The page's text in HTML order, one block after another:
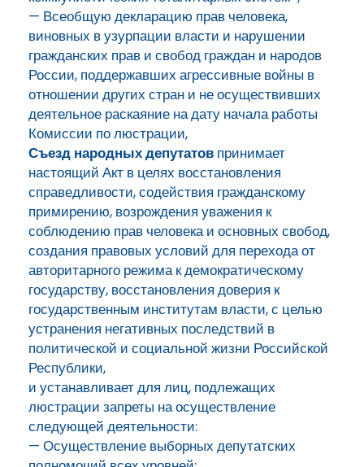
— Всеобщую декларацию прав человека,
виновных в узурпации власти и нарушении
гражданских прав и свобод граждан и народов
России, поддержавших агрессивные войны в
отношении других стран и не осуществивших
деятельное раскаяние на дату начала работы
Комиссии по люстрации,
Съезд народных депутатов принимает
настоящий Акт в целях восстановления
справедливости, содействия гражданскому
примирению, возрождения уважения к
соблюдению прав человека и основных свобод,
создания правовых условий для перехода от
авторитарного режима к демократическому
государству, восстановления доверия к
государственным институтам власти, с целью
устранения негативных последствий в
политической и социальной жизни Российской
Республики,
и устанавливает для лиц, подлежащих
люстрации запреты на осуществление
следующей деятельности:
— Осуществление выборных депутатских